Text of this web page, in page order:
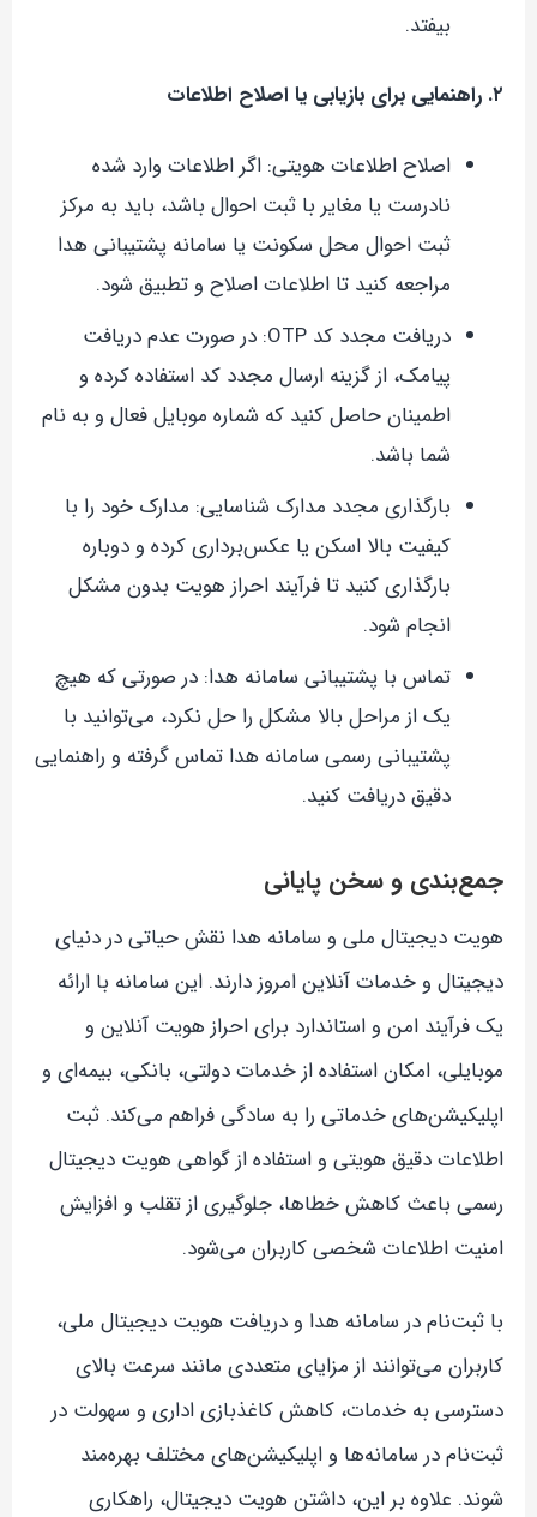
بیفتد.
۲. راهنمایی برای بازیابی یا اصلاح اطلاعات
اصلاح اطلاعات هویتی: اگر اطلاعات وارد شده
نادرست یا مغایر با ثبت احوال باشد، باید به مرکز
ثبت احوال محل سکونت یا سامانه پشتیبانی هدا
مراجعه کنید تا اطلاعات اصلاح و تطبیق شود.
دریافت مجدد کد OTP: در صورت عدم دریافت
پیامک، از گزینه ارسال مجدد کد استفاده کرده و
اطمینان حاصل کنید که شماره موبایل فعال و به نام
شما باشد.
بارگذاری مجدد مدارک شناسایی: مدارک خود را با
کیفیت بالا اسکن یا عکس‌برداری کرده و دوباره
بارگذاری کنید تا فرآیند احراز هویت بدون مشکل
انجام شود.
تماس با پشتیبانی سامانه هدا: در صورتی که هیچ
یک از مراحل بالا مشکل را حل نکرد، می‌توانید با
پشتیبانی رسمی سامانه هدا تماس گرفته و راهنمایی
دقیق دریافت کنید.
جمع‌بندی و سخن پایانی
هویت دیجیتال ملی و سامانه هدا نقش حیاتی در دنیای
دیجیتال و خدمات آنلاین امروز دارند. این سامانه با ارائه
یک فرآیند امن و استاندارد برای احراز هویت آنلاین و
موبایلی، امکان استفاده از خدمات دولتی، بانکی، بیمه‌ای و
اپلیکیشن‌های خدماتی را به سادگی فراهم می‌کند. ثبت
اطلاعات دقیق هویتی و استفاده از گواهی هویت دیجیتال
رسمی باعث کاهش خطاها، جلوگیری از تقلب و افزایش
امنیت اطلاعات شخصی کاربران می‌شود.
با ثبت‌نام در سامانه هدا و دریافت هویت دیجیتال ملی،
کاربران می‌توانند از مزایای متعددی مانند سرعت بالای
دسترسی به خدمات، کاهش کاغذبازی اداری و سهولت در
ثبت‌نام در سامانه‌ها و اپلیکیشن‌های مختلف بهره‌مند
شوند. علاوه بر این، داشتن هویت دیجیتال، راهکاری